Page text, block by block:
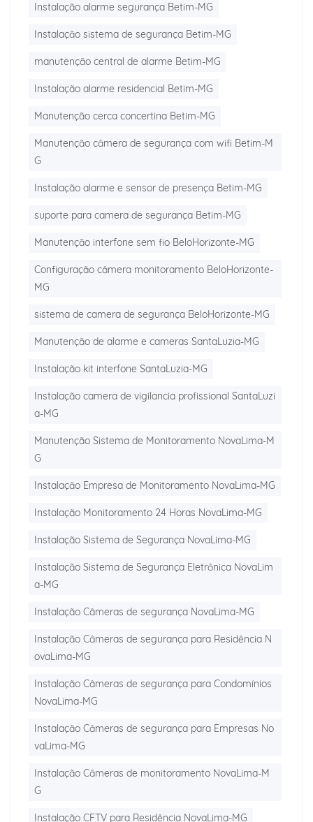
Instalação alarme segurança Betim-MG
Instalação sistema de segurança Betim-MG
manutenção central de alarme Betim-MG
Instalação alarme residencial Betim-MG
Manutenção cerca concertina Betim-MG
Manutenção câmera de segurança com wifi Betim-M
G
Instalação alarme e sensor de presença Betim-MG
suporte para camera de segurança Betim-MG
Manutenção interfone sem fio BeloHorizonte-MG
Configuração câmera monitoramento BeloHorizonte-
MG
sistema de camera de segurança BeloHorizonte-MG
Manutenção de alarme e cameras SantaLuzia-MG
Instalação kit interfone SantaLuzia-MG
Instalação camera de vigilancia profissional SantaLuzi
a-MG
Manutenção Sistema de Monitoramento NovaLima-M
G
Instalação Empresa de Monitoramento NovaLima-MG
Instalação Monitoramento 24 Horas NovaLima-MG
Instalação Sistema de Segurança NovaLima-MG
Instalação Sistema de Segurança Eletrônica NovaLim
a-MG
Instalação Câmeras de segurança NovaLima-MG
Instalação Câmeras de segurança para Residência N
ovaLima-MG
Instalação Câmeras de segurança para Condomínios
NovaLima-MG
Instalação Câmeras de segurança para Empresas No
vaLima-MG
Instalação Câmeras de monitoramento NovaLima-M
G
Instalação CFTV para Residência NovaLima-MG